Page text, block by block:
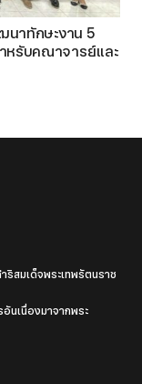
นาทักษะงาน 5
หรับคณาจารย์และ
สมเด็จพระเทพรัตนราช
นเนื่องมาจากพระ